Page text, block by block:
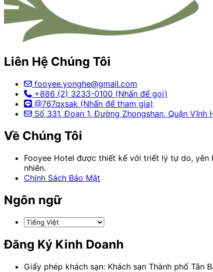
Liên Hệ Chúng Tôi
fooyee.yonghe@gmail.com
+886 (2) 3233-0100 (Nhấn để gọi)
@767qxsak (Nhấn để tham gia)
Số 331, Đoạn 1, Đường Zhongshan, Quận Vĩnh
Về Chúng Tôi
Fooyee Hotel được thiết kế với triết lý tự do, yên
nhiên.
Chính Sách Bảo Mật
Ngôn ngữ
Đăng Ký Kinh Doanh
Giấy phép khách sạn: Khách sạn Thành phố Tân